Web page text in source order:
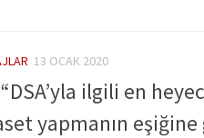
13 OCAK 2020
ilgili en
yapmanın eşiğine